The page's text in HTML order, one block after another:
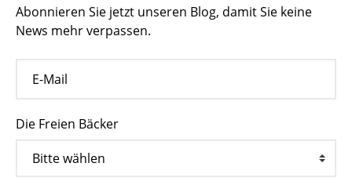
Abonnieren Sie jetzt unseren Blog, damit Sie keine
News mehr verpassen.
Die Freien Bäcker